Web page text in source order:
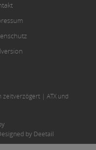
zeitverzögert | ATX und
by Deetail